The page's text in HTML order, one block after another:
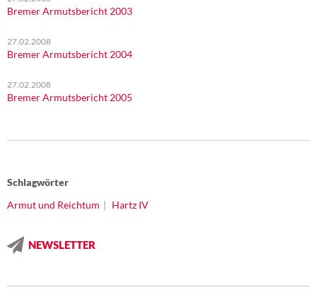
Bremer Armutsbericht 2003
27.02.2008
Bremer Armutsbericht 2004
27.02.2008
Bremer Armutsbericht 2005
Schlagwörter
Armut und Reichtum
Hartz IV
NEWSLETTER